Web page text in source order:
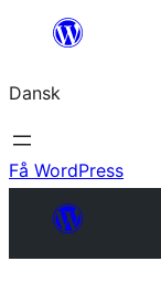
Spring
indhold
Dansk
Få WordPress